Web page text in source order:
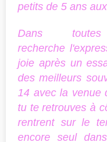
petits de 5 ans
Dans
recherche
joie après un
des meilleurs
14 avec la venue
tu te retrouves à
rentrent sur le
encore seul